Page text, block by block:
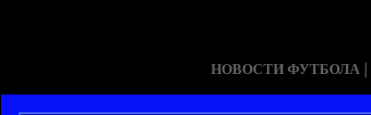
НОВОСТИ ФУТБОЛА |